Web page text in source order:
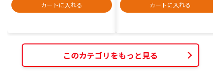
カートに入れる
カートに入れる
このカテゴリをもっと見る